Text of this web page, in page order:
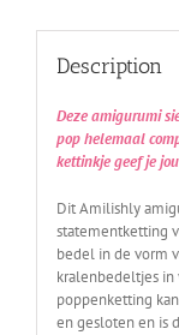
Description
Deze amigurumi
pop helemaal
kettinkje geef je
Dit Amilishly
statementketting
bedel in de vorm
kralenbedeltjes
poppenketting
en gesloten en is